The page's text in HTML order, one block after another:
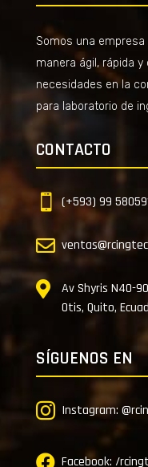
Somos una
manera ágil, rápida
necesidades en la
para laboratorio de
CONTACTO
 (+593) 99


Av Shyris N40-
Otis, Quito,
SÍGUENOS EN
 Instagram:
 Facebook: /